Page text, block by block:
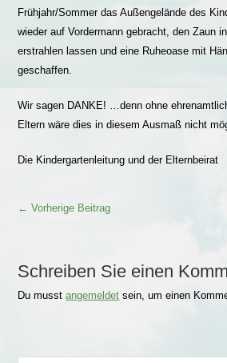
Frühjahr/Sommer das Außengelände des
wieder auf Vordermann gebracht, den Zaun
erstrahlen lassen und eine Ruheoase mit
geschaffen.
Wir sagen DANKE! …denn ohne
Eltern wäre dies in diesem Ausmaß nicht
Die Kindergartenleitung und der Elternbeirat
← Vorherige Beitrag
Schreiben Sie einen
Du musstangemeldet sein, um einen